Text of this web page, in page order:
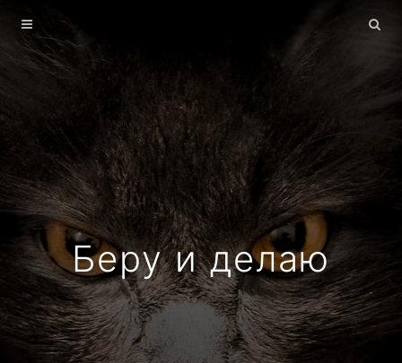
Беру и делаю
Главная
Архив